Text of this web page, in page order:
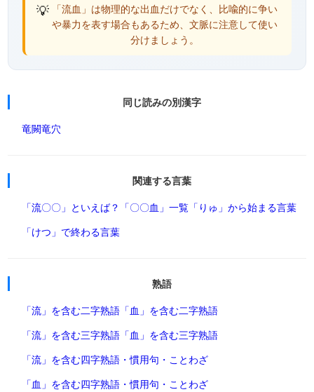
💡 「流血」は物理的な出血だけでなく、比喩的に争い
や暴力を表す場合もあるため、文脈に注意して使い
分けましょう。
同じ読みの別漢字
竜闕竜穴
関連する言葉
「流〇〇」といえば？ 「〇〇血」一覧 「りゅ」から始まる言葉
「けつ」で終わる言葉
熟語
「流」を含む二字熟語 「血」を含む二字熟語
「流」を含む三字熟語 「血」を含む三字熟語
「流」を含む四字熟語・慣用句・ことわざ
「血」を含む四字熟語・慣用句・ことわざ